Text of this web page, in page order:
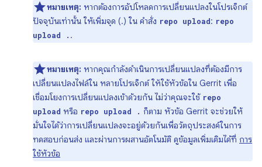
หมายเหตุ: หากต้องการอัปโหลดการเปลี่ยนแปลงในโปรเจ็กต์
ปัจจุบันเท่านั้น ให้เพิ่มจุด (.) ใน คำสั่ง repo upload: repo
upload . .
หมายเหตุ: หากคุณกำลังดำเนินการเปลี่ยนแปลงที่ต้องมีการ
เปลี่ยนแปลงไฟล์ใน หลายโปรเจ็กต์ ให้ใช้หัวข้อใน Gerrit เพื่อ
เชื่อมโยงการเปลี่ยนแปลงเข้าด้วยกัน ไม่ว่าคุณจะใช้ repo
upload หรือ repo upload . ก็ตาม หัวข้อ Gerrit จะช่วยให้
มั่นใจได้ว่าการเปลี่ยนแปลงจะอยู่ด้วยกันเพื่อวัตถุประสงค์ในการ
ทดสอบก่อนส่ง และผ่านการผสานอัตโนมัติ ดูข้อมูลเพิ่มเติมได้ที่ การ
ใช้หัวข้อ